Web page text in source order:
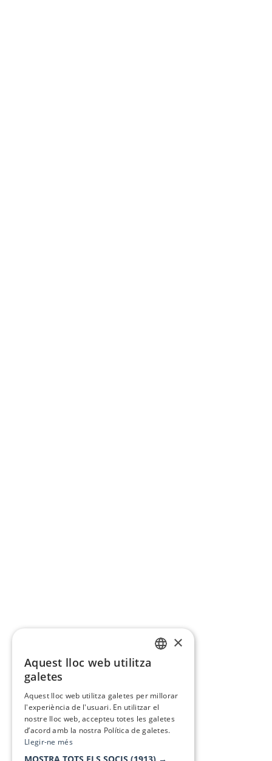
×
Aquest lloc web utilitza
galetes
Aquest lloc web utilitza galetes per millorar
l'experiència de l'usuari. En utilitzar el
nostre lloc web, accepteu totes les galetes
d’acord amb la nostra Política de galetes.
Llegir-ne més